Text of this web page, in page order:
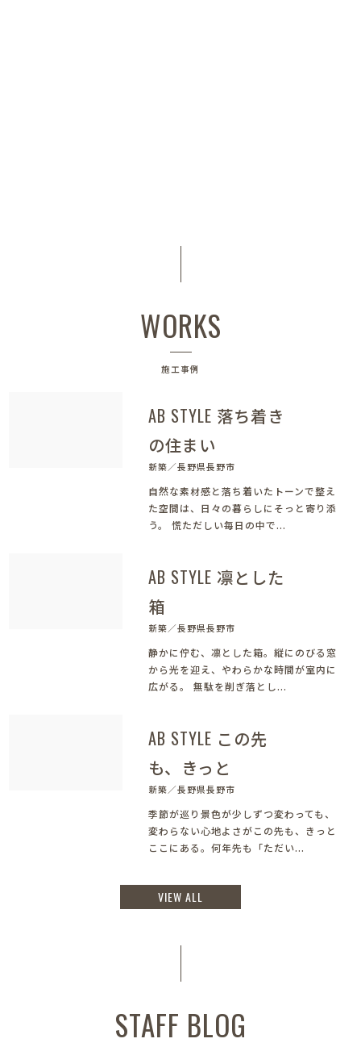
WORKS
施工事例
AB STYLE 落ち着き
の住まい
新築／長野県長野市
自然な素材感と落ち着いたトーンで整え
た空間は、日々の暮らしにそっと寄り添
う。 慌ただしい毎日の中で...
AB STYLE 凛とした
箱
新築／長野県長野市
静かに佇む、凛とした箱。縦にのびる窓
から光を迎え、やわらかな時間が室内に
広がる。 無駄を削ぎ落とし...
AB STYLE この先
も、きっと
新築／長野県長野市
季節が巡り景色が少しずつ変わっても、
変わらない心地よさがこの先も、きっと
ここにある。何年先も「ただい...
VIEW ALL
STAFF BLOG